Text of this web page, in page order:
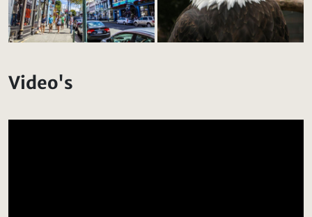
Video's